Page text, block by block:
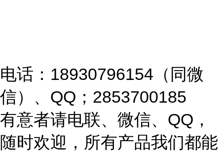
电话：18930796154（同微
信）、QQ；2853700185
有意者请电联、微信、QQ，
随时欢迎，所有产品我们都能